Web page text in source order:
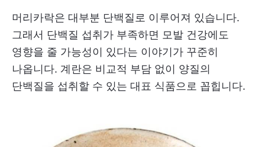
머리카락은 대부분 단백질로 이루어져 있습니다.
그래서 단백질 섭취가 부족하면 모발 건강에도
영향을 줄 가능성이 있다는 이야기가 꾸준히
나옵니다. 계란은 비교적 부담 없이 양질의
단백질을 섭취할 수 있는 대표 식품으로 꼽힙니다.